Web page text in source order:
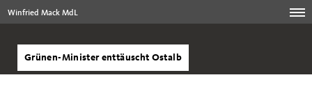
Winfried Mack MdL
Grünen-Minister enttäuscht Ostalb